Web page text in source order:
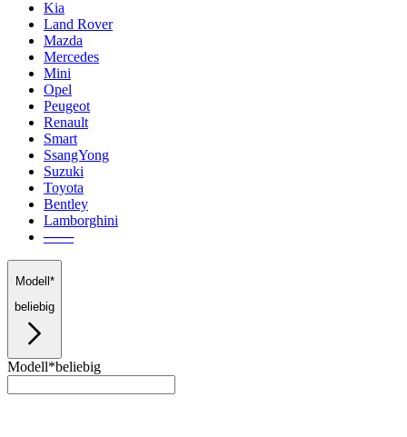
Kia
Land Rover
Mazda
Mercedes
Mini
Opel
Peugeot
Renault
Smart
SsangYong
Suzuki
Toyota
Bentley
Lamborghini
───
Modell*
beliebig
Modell*beliebig